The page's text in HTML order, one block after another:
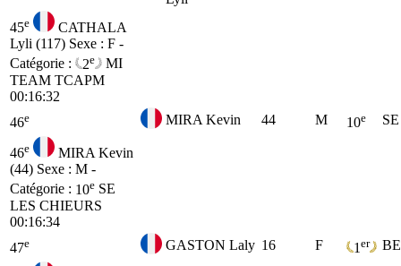
45e
CATHALA
Lyli (117) Sexe : F -
Catégorie :
2e
MI
TEAM TCAPM
00:16:32
46e MIRA Kevin 44 M 10e SE
46e
MIRA Kevin
(44) Sexe : M -
Catégorie : 10e SE
LES CHIEURS
00:16:34
47e GASTON Laly 16 F 1 er BE